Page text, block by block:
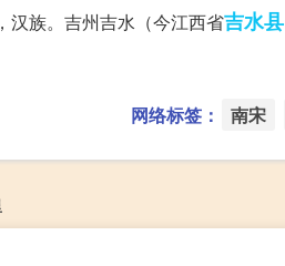
汉族。吉州吉水（今江西省吉水县
网络标签： 南宋